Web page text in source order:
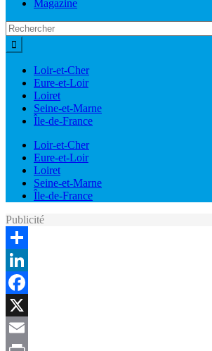
Magazine
Loir-et-Cher
Eure-et-Loir
Loiret
Seine-et-Marne
Île-de-France
Loir-et-Cher
Eure-et-Loir
Loiret
Seine-et-Marne
Île-de-France
Publicité
Share
LinkedIn
Facebook
X